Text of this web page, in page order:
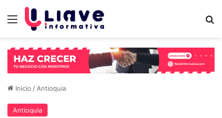
Menú
Inicio / Antioquia
Antioquia